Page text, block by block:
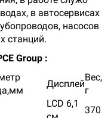
в автосервисах
насосов
станций.
Group :
Дисплей
Вес,
г
LCD 6,1
370